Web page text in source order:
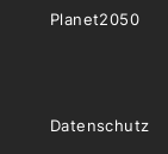
Planet2050
Datenschutz